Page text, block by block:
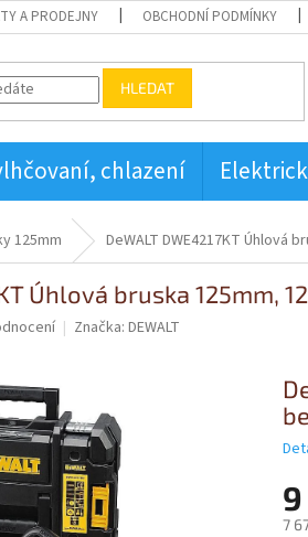
A PRODEJNY OBCHODNÍ PODMÍNKY
HLEDAT
chlazení
125mm DeWALT DWE4217KT Úhlová
Úhlová bruska 125mm,
Značka: DEWALT
7